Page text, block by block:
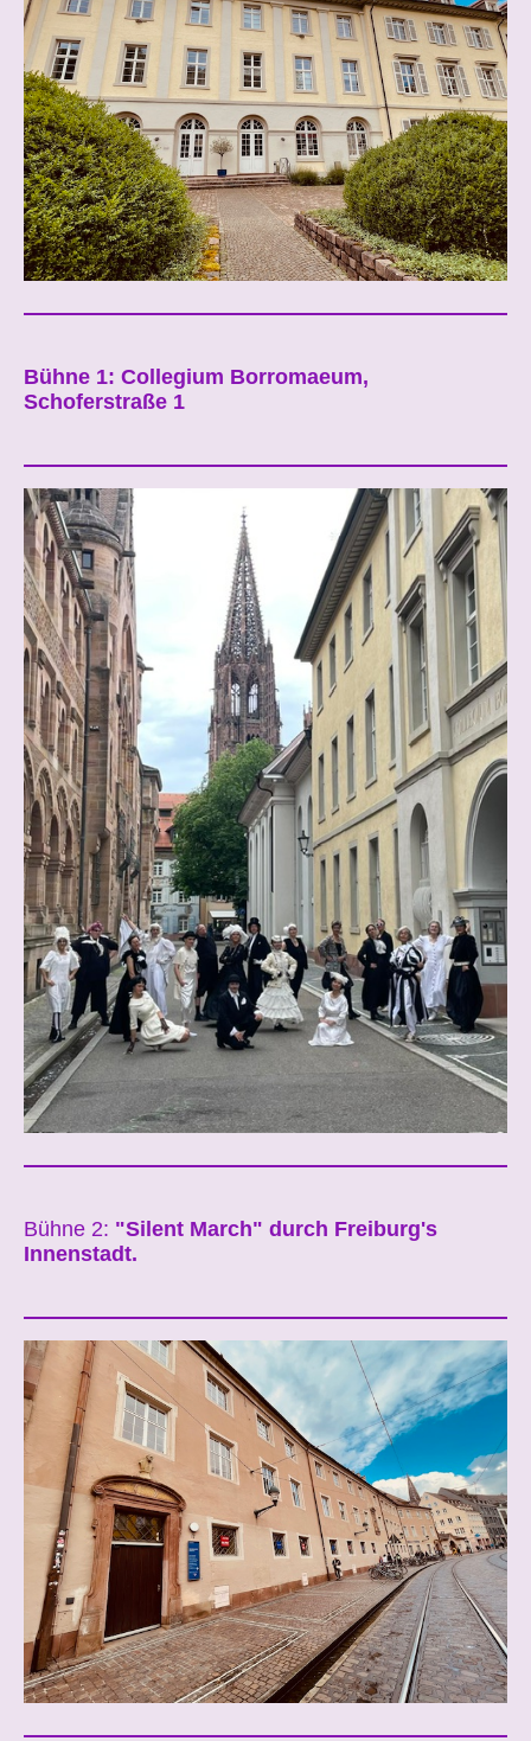
Bühne 1: Collegium Borromaeum,
Schoferstraße 1
Bühne 2: "Silent March" durch Freiburg's
Innenstadt.